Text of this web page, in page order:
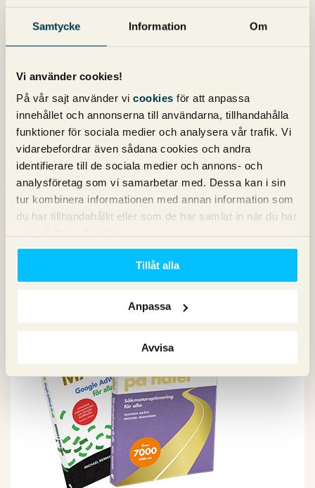
Samtycke Information Om
Vi använder cookies!
På vår sajt använder vi cookies för att anpassa
innehållet och annonserna till användarna, tillhandahålla
funktioner för sociala medier och analysera vår trafik. Vi
vidarebefordrar även sådana cookies och andra
identifierare till de sociala medier och annons- och
analysföretag som vi samarbetar med. Dessa kan i sin
tur kombinera informationen med annan information som
du har tillhandahållit eller som de har samlat in när du har
Tillåt alla
Anpassa
Avvisa
Kategorier
Copy
Konvertering
Marknadsföring
Nyheter om Pineberry
SEO
SEM
Sociala medier
Sökpodden
Webbanalys
Våra böcker om SEO och Google Ads